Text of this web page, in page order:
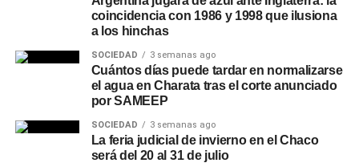
coincidencia con 1986 y 1998 que ilusiona
a los hinchas
SOCIEDAD 3 semanas ago
Cuántos días puede tardar en normalizarse
el agua en Charata tras el corte anunciado
por SAMEEP
SOCIEDAD 3 semanas ago
La feria judicial de invierno en el Chaco
será del 20 al 31 de julio